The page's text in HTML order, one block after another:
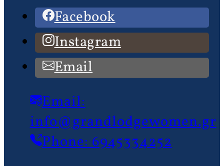
Facebook
Instagram
Email
Email:
info@grandlodgewomen.gr
Phone: 6945334252